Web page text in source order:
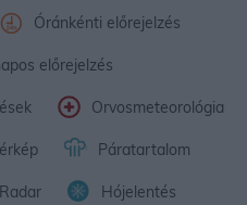
Óránkénti előrejelzés
előrejelzés
Orvosmeteorológia
Páratartalom
Radar Hójelentés